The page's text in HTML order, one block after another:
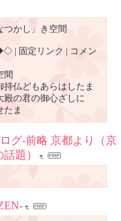
かし」き空間
| 固定リンク | コメン
間
仏どもあらはしたま
殿の君の御心ざしに
たま
グ-前略 京都より（京
題）